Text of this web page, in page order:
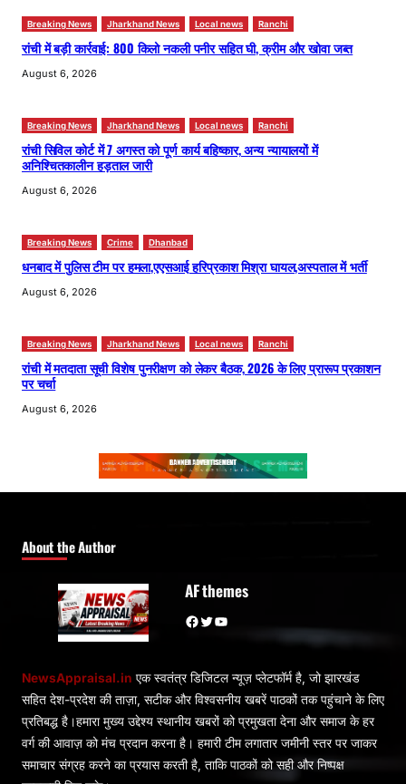
Breaking News Jharkhand News Local news Ranchi
रांची में बड़ी कार्रवाई: 800 किलो नकली पनीर सहित घी, क्रीम और खोवा जब्त
August 6, 2026
Breaking News Jharkhand News Local news Ranchi
रांची सिविल कोर्ट में 7 अगस्त को पूर्ण कार्य बहिष्कार, अन्य न्यायालयों में
अनिश्चितकालीन हड़ताल जारी
August 6, 2026
Breaking News Crime Dhanbad
धनबाद में पुलिस टीम पर हमला,एएसआई हरिप्रकाश मिश्रा घायल,अस्पताल में भर्ती
August 6, 2026
Breaking News Jharkhand News Local news Ranchi
रांची में मतदाता सूची विशेष पुनरीक्षण को लेकर बैठक, 2026 के लिए प्रारूप प्रकाशन
पर चर्चा
August 6, 2026
About the Author
AF themes
Facebook Twitter YouTube
NewsAppraisal.in एक स्वतंत्र डिजिटल न्यूज़ प्लेटफॉर्म है, जो झारखंड
सहित देश-प्रदेश की ताज़ा, सटीक और विश्वसनीय खबरें पाठकों तक पहुंचाने के लिए
प्रतिबद्ध है।हमारा मुख्य उद्देश्य स्थानीय खबरों को प्रमुखता देना और समाज के हर
वर्ग की आवाज़ को मंच प्रदान करना है। हमारी टीम लगातार जमीनी स्तर पर जाकर
समाचार संग्रह करने का प्रयास करती है, ताकि पाठकों को सही और निष्पक्ष